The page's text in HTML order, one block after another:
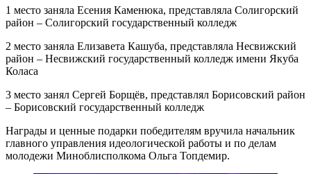
1 место заняла Есения Каменюка, представляла Солигорский
район – Солигорский государственный колледж
2 место заняла Елизавета Кашуба, представляла Несвижский
район – Несвижский государственный колледж имени Якуба
Коласа
3 место занял Сергей Борщёв, представлял Борисовский район
– Борисовский государственный колледж
Награды и ценные подарки победителям вручила начальник
главного управления идеологической работы и по делам
молодежи Миноблисполкома Ольга Топдемир.